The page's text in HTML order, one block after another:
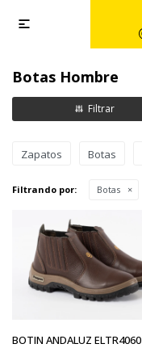

Botas Hombre
Zapatos Botas
Filtrando por: Botas
BOTIN ANDALUZ ELTR4060